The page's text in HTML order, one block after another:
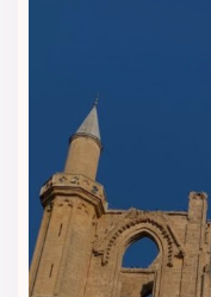
خروج از هتل، پشتیبان و
الیت ورد